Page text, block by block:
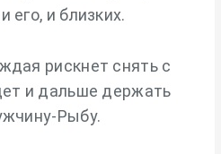
его, и близких.
рискнет снять с
и дальше держать
Рыбу.